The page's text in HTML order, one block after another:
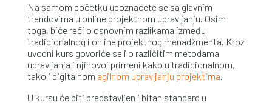
Na samom početku upoznaćete se sa glavnim
trendovima u online projektnom upravljanju. Osim
toga, biće reči o osnovnim razlikama između
tradicionalnog i online projektnog menadžmenta. Kroz
uvodni kurs govoriće se i o različitim metodama
upravljanja i njihovoj primeni kako u tradicionalnom,
tako i digitalnom agilnom upravljanju projektima.
U kursu će biti predstavljen i bitan standard u